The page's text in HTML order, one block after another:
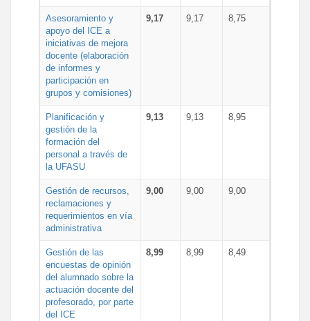
Asesoramiento y
apoyo del ICE a
iniciativas de mejora
docente (elaboración
de informes y
participación en
grupos y comisiones)
9,17 9,17 8,75
Planificación y
gestión de la
formación del
personal a través de
la UFASU
9,13 9,13 8,95
Gestión de recursos,
reclamaciones y
requerimientos en vía
administrativa
9,00 9,00 9,00
Gestión de las
encuestas de opinión
del alumnado sobre la
actuación docente del
profesorado, por parte
del ICE
8,99 8,99 8,49